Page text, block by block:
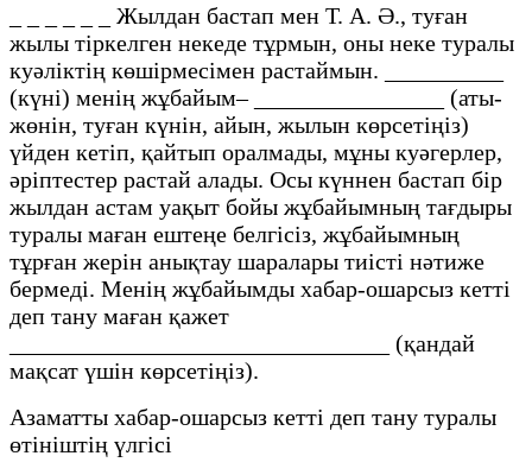
_ _ _ _ _ _ Жылдан бастап мен Т. А. Ә., туған
жылы тіркелген некеде тұрмын, оны неке туралы
куәліктің көшірмесімен растаймын. __________
(күні) менің жұбайым– ________________ (аты-
жөнін, туған күнін, айын, жылын көрсетіңіз)
үйден кетіп, қайтып оралмады, мұны куәгерлер,
әріптестер растай алады. Осы күннен бастап бір
жылдан астам уақыт бойы жұбайымның тағдыры
туралы маған ештеңе белгісіз, жұбайымның
тұрған жерін анықтау шаралары тиісті нәтиже
бермеді. Менің жұбайымды хабар-ошарсыз кетті
деп тану маған қажет
________________________________ (қандай
мақсат үшін көрсетіңіз).
Азаматты хабар-ошарсыз кетті деп тану туралы
өтініштің үлгісі